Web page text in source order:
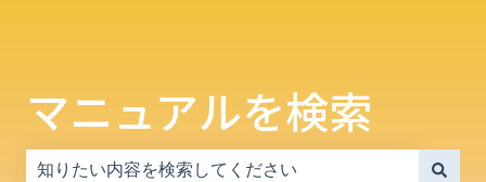
マニュアルを検索